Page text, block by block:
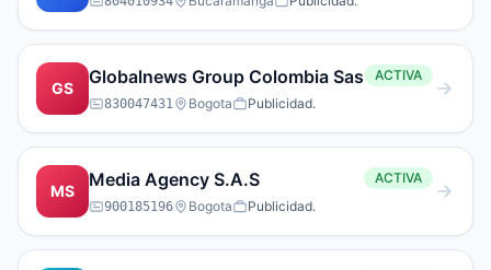
GS
Globalnews Group Colombia Sas ACTIVA
830047431 Bogota Publicidad.
MS
Media Agency S.A.S ACTIVA
900185196 Bogota Publicidad.